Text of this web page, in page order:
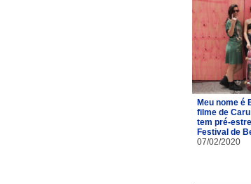
Meu nome é
filme de
tem pré-
Festival de
07/02/2020